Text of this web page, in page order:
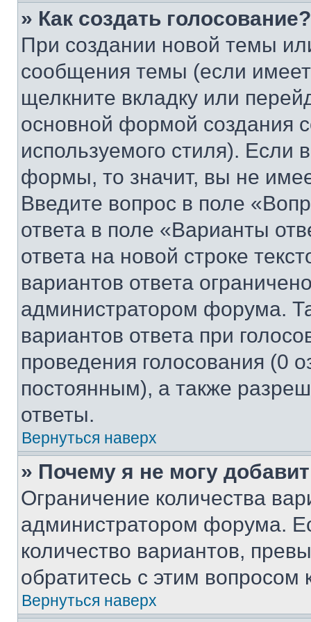
» Как создать голосование?
При создании новой темы
сообщения темы (если
щелкните вкладку или
основной формой создания
используемого стиля). Если
формы, то значит, вы не
Введите вопрос в поле
ответа в поле «Варианты
ответа на новой строке
вариантов ответа
администратором форума.
вариантов ответа при
проведения голосования (0
постоянным), а также
ответы.
Вернуться наверх
» Почему я не могу
Ограничение количества
администратором форума.
количество вариантов,
обратитесь с этим вопросом
Вернуться наверх